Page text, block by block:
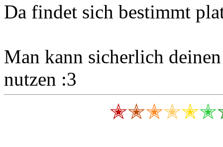
Da findet sich bestimmt
Man kann sicherlich
nutzen :3
✭✭✭✭✭✭